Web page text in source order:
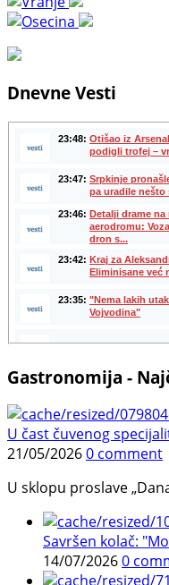
Dnevne Vesti
Gastronomija -
U čast čuvenog
21/05/20260 comment
U sklopu proslave
Savršen kolač:
14/07/20260